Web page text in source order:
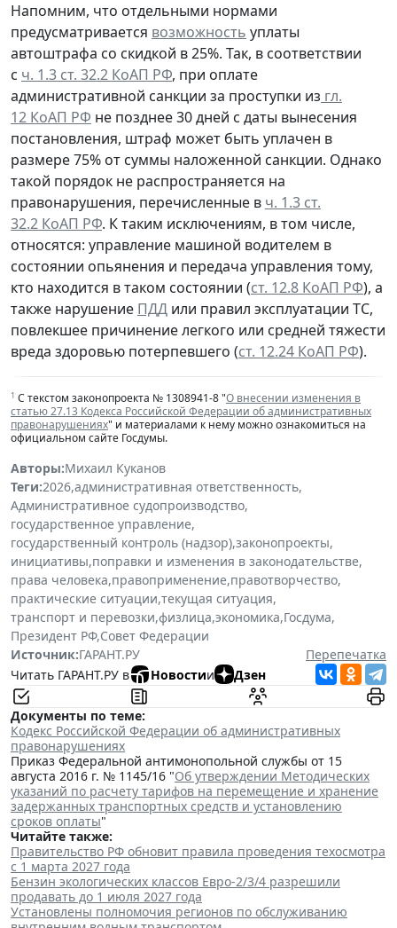
Напомним, что отдельными нормами
предусматривается возможность уплаты
автоштрафа со скидкой в 25%. Так, в соответствии
с ч. 1.3 ст. 32.2 КоАП РФ, при оплате
административной санкции за проступки из гл.
12 КоАП РФ не позднее 30 дней с даты вынесения
постановления, штраф может быть уплачен в
размере 75% от суммы наложенной санкции. Однако
такой порядок не распространяется на
правонарушения, перечисленные в ч. 1.3 ст.
32.2 КоАП РФ. К таким исключениям, в том числе,
относятся: управление машиной водителем в
состоянии опьянения и передача управления тому,
кто находится в таком состоянии (ст. 12.8 КоАП РФ), а
также нарушение ПДД или правил эксплуатации ТС,
повлекшее причинение легкого или средней тяжести
вреда здоровью потерпевшего (ст. 12.24 КоАП РФ).
1 С текстом законопроекта № 1308941-8 "О внесении изменения в
статью 27.13 Кодекса Российской Федерации об административных
правонарушениях" и материалами к нему можно ознакомиться на
официальном сайте Госдумы.
Авторы:Михаил Куканов
Теги:2026,административная ответственность,
Административное судопроизводство,
государственное управление,
государственный контроль (надзор),законопроекты,
инициативы,поправки и изменения в законодательстве,
права человека,правоприменение,правотворчество,
практические ситуации,текущая ситуация,
транспорт и перевозки,физлица,экономика,Госдума,
Президент РФ,Совет Федерации
Источник:ГАРАНТ.РУ
Перепечатка
Читать ГАРАНТ.РУ в
Новостии Дзен
Документы по теме:
Кодекс Российской Федерации об административных
правонарушениях
Приказ Федеральной антимонопольной службы от 15
августа 2016 г. № 1145/16 "Об утверждении Методических
указаний по расчету тарифов на перемещение и хранение
задержанных транспортных средств и установлению
сроков оплаты"
Читайте также:
Правительство РФ обновит правила проведения техосмотра
с 1 марта 2027 года
Бензин экологических классов Евро-2/3/4 разрешили
продавать до 1 июля 2027 года
Установлены полномочия регионов по обслуживанию